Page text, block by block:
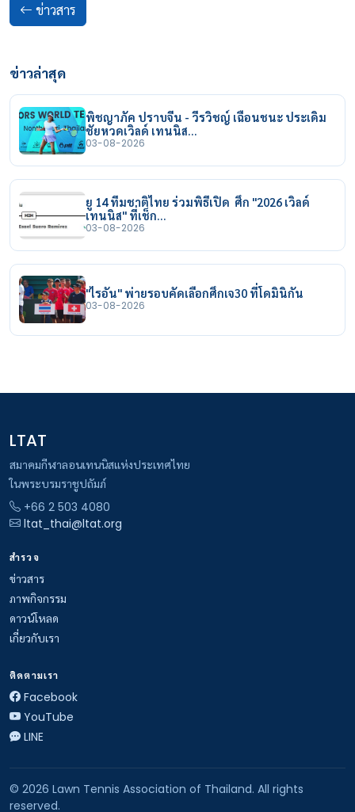
ข่าวสาร
ข่าวล่าสุด
พิชญาภัค ปราบจีน - วีรวิชญ์ เฉือนชนะ ประเดิม
ชัยหวดเวิลด์ เทนนิส…
03-08-2026
ยู 14 ทีมชาติไทย ร่วมพิธีเปิด ศึก "2026 เวิลด์
เทนนิส" ที่เช็ก…
03-08-2026
"ไรอัน" พ่ายรอบคัดเลือกศึกเจ30 ที่โดมินิกัน
03-08-2026
LTAT
สมาคมกีฬาลอนเทนนิสแห่งประเทศไทย
ในพระบรมราชูปถัมภ์
+66 2 503 4080
ltat_thai@ltat.org
สำรวจ
ข่าวสาร
ภาพกิจกรรม
ดาวน์โหลด
เกี่ยวกับเรา
ติดตามเรา
Facebook
YouTube
LINE
© 2026 Lawn Tennis Association of Thailand. All rights
reserved.